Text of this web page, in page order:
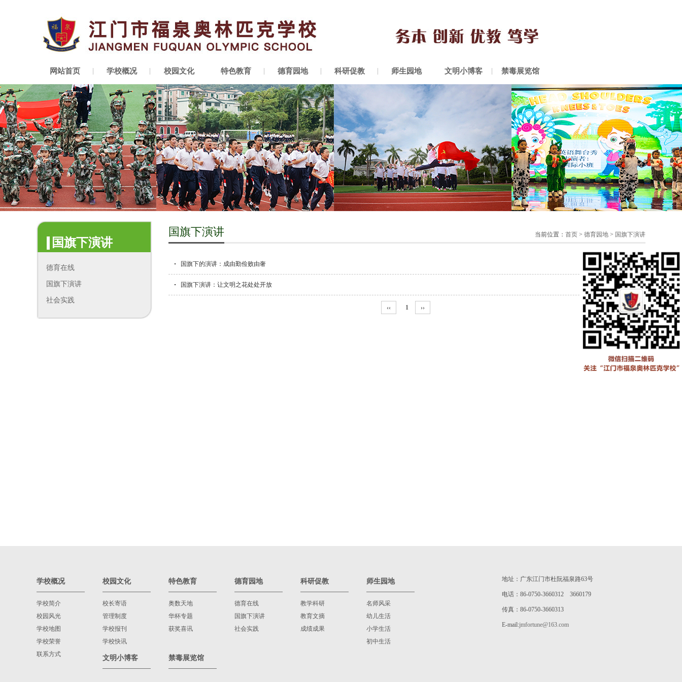
网站首页 学校概况 校园文化 特色教育 德育园地 科研促教 师生园地 文明小博客 禁毒展览馆
国旗下演讲
德育在线
国旗下演讲
社会实践
国旗下演讲 当前位置： 首页 > 德育园地 > 国旗下演讲
2016-11-01
国旗下的演讲：成由勤俭败由奢
2016-10-25
国旗下演讲：让文明之花处处开放
‹‹ 1 ››
地址：广东江门市杜阮福泉路63号
电话：86-0750-3660312 3660179
传真：86-0750-3660313
E-mail:jmfortune@163.com
学校概况
学校简介
校园风光
学校地图
学校荣誉
联系方式
校园文化
校长寄语
管理制度
学校报刊
学校快讯
特色教育
奥数天地
华杯专题
获奖喜讯
德育园地
德育在线
国旗下演讲
社会实践
科研促教
教学科研
教育文摘
成绩成果
师生园地
名师风采
幼儿生活
小学生活
初中生活
文明小博客 禁毒展览馆